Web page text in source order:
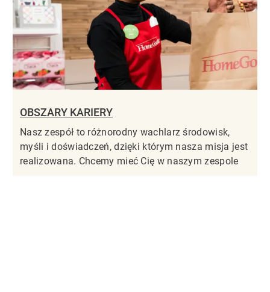
OBSZARY KARIERY
Nasz zespół to różnorodny wachlarz środowisk,
myśli i doświadczeń, dzięki którym nasza misja jest
realizowana. Chcemy mieć Cię w naszym zespole